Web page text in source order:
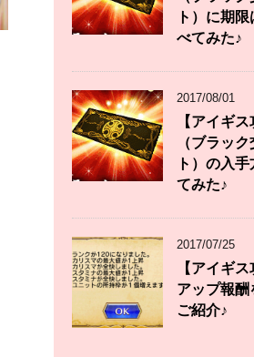
ト）に期
べてみた♪
2017/08/01
【アイギ
（ブラッ
ト）の入
てみた♪
2017/07/25
【アイギ
アップ報酬
ご紹介♪